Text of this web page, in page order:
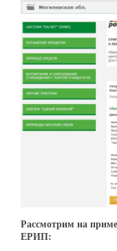
Рассмотрим на
ЕРИП: